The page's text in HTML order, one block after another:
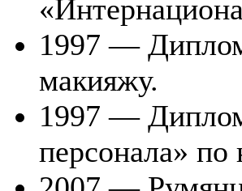
1997 —
макияжу.
1997 — Диплом
персонала»